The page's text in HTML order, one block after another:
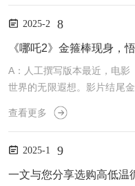
泵是其中重要的组成部分之
试剂泵通常具有高精度、稳
由...
2025-2 8
《哪吒2》金箍棒现身，
A：人工撰写版本最近，电
世界的无限遐想。影片结尾
面的巨石，激起千层浪，在
在电影下一部中，哪吒与孙
而，哪吒与孙悟空二人的精
轮，不屈不挠惩恶扬善；还
二者皆以责任与担当、无畏
查看更多
2025-1 9
一文与您分享选购高低温